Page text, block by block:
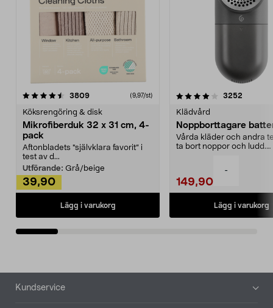
-
3809recensioner (9,97/st)
Köksrengöring & disk
Mikrofiberduk 32 x 31 cm, 4-
pack
Aftonbladets "självklara favorit” i
test av d...
Utförande: Grå/beige
39,90
Lägg i varukorg
4.0av 5 stjärnor 3252
Klädvård
Noppborttagare
Vårda kläder och andra
ta bort noppor och ludd.
149,90
Lägg i varukorg
4.5av 5 stjärnor
Sidfot
Kundservice